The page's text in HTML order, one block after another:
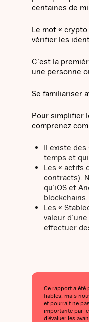
centaines de
Le mot «
vérifier les
C'est la
une personne
Se familiariser
Pour simplifier
comprenez
Il existe
temps et
Les « actifs
contracts).
qu'iOS et
Les «
valeur
effectuer
Ce rapport a été
fiables, mais
et pourrait ne
importante par
d’évaluer les